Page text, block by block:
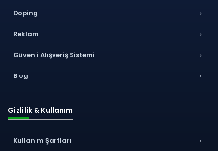
Doping
Reklam
Güvenli Alışveriş Sistemi
Blog
Gizlilik & Kullanım
Kullanım Şartları